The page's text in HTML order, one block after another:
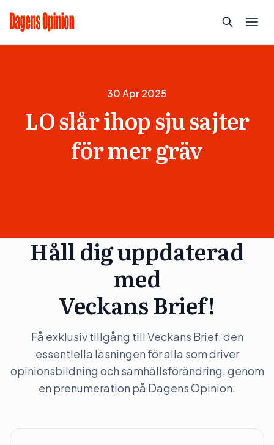
30 Apr 2025
LO slår ihop sju sajter
för mer gräv
Håll dig uppdaterad
med
Veckans Brief!
Få exklusiv tillgång till Veckans Brief, den
essentiella läsningen för alla som driver
opinionsbildning och samhällsförändring, genom
en prenumeration på Dagens Opinion.